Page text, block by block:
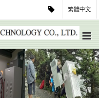
繁體中文